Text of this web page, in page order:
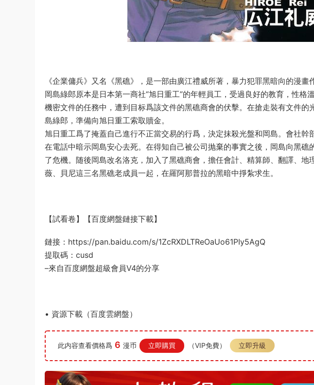
《企業傭兵》又名《黑礁》，是一部由廣江禮威所著，暴力犯罪黑暗向的漫畫
岡島綠郎原本是日本第一商社“旭日重工”的年輕員工，受過良好的教育，性格
機密文件的任務中，遭到目标爲該文件的黑礁商會的伏擊。在搶走裝有文件的
島綠郎，準備向旭日重工索取贖金。
旭日重工爲了掩蓋自己進行不正當交易的行爲，決定抹殺光盤和岡島。會社
在電話中暗示岡島安心去死。在得知自己被公司抛棄的事實之後，岡島向黑
了危機。随後岡島改名洛克，加入了黑礁商會，擔任會計、精算師、翻譯、
薇、貝尼這三名黑礁老成員一起，在羅阿那普拉的黑暗中掙紮求生。
【試看卷】【百度網盤鏈接下載】
鏈接：https://pan.baidu.com/s/1ZcRXDLTReOaUo61PIy5AgQ
提取碼：cusd
–來自百度網盤超級會員V4的分享
• 資源下載（百度雲網盤）
此内容查看價格爲 6 漫币 立即購買 （VIP免費） 立即升級